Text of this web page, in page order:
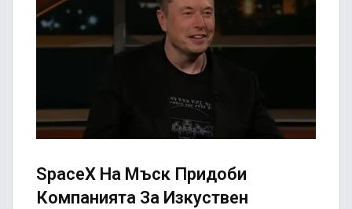
SpaceX На Мъск Придоби
Компанията За Изкуствен